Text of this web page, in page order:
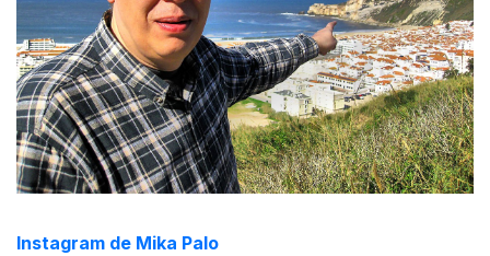
Instagram de Mika Palo